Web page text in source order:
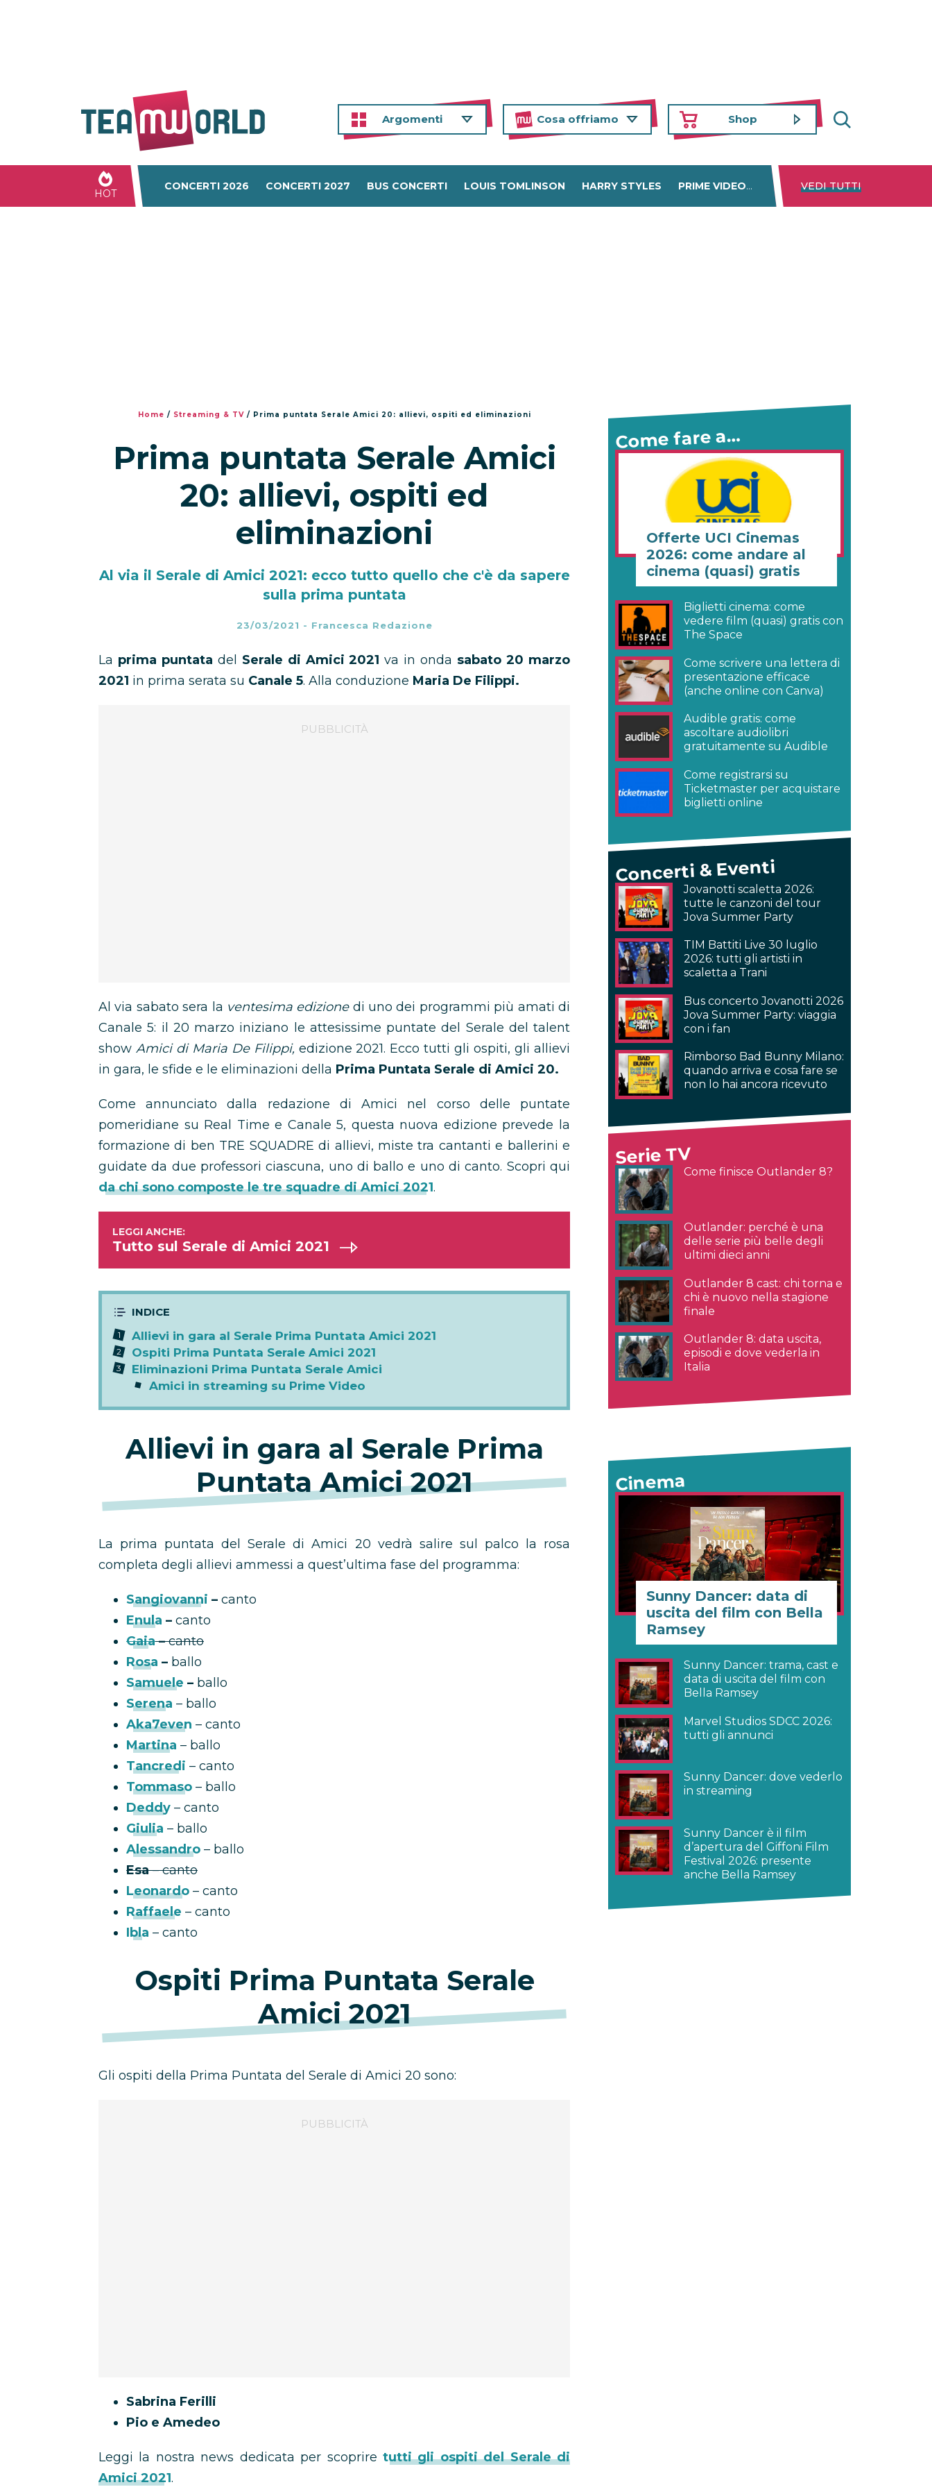
Argomenti Cosa offriamo Shop
HOT
CONCERTI 2026 CONCERTI 2027 BUS CONCERTI LOUIS TOMLINSON HARRY STYLES PRIME VIDEO DISNEY+ NETFLIX
VEDI TUTTI
Home / Streaming & TV/ Prima puntata Serale Amici 20: allievi, ospiti ed eliminazioni
Prima puntata Serale Amici
20: allievi, ospiti ed
eliminazioni
Al via il Serale di Amici 2021: ecco tutto quello che c'è da sapere
sulla prima puntata
23/03/2021 - Francesca Redazione
La prima puntata del Serale di Amici 2021 va in onda sabato 20 marzo
2021 in prima serata su Canale 5. Alla conduzione Maria De Filippi.
Al via sabato sera la ventesima edizionedi uno dei programmi più amati di
Canale 5: il 20 marzo iniziano le attesissime puntate del Serale del talent
show Amici di Maria De Filippi, edizione 2021. Ecco tutti gli ospiti, gli allievi
in gara, le sfide e le eliminazioni della Prima Puntata Serale di Amici 20.
Come annunciato dalla redazione di Amici nel corso delle puntate
pomeridiane su Real Time e Canale 5, questa nuova edizione prevede la
formazione di ben TRE SQUADRE di allievi, miste tra cantanti e ballerini e
guidate da due professori ciascuna, uno di ballo e uno di canto. Scopri qui
da chi sono composte le tre squadre di Amici 2021.
Tutto sul Serale di Amici 2021
Allievi in gara al Serale Prima Puntata Amici 2021
Ospiti Prima Puntata Serale Amici 2021
Eliminazioni Prima Puntata Serale Amici
Amici in streaming su Prime Video
Allievi in gara al Serale Prima
Puntata Amici 2021
La prima puntata del Serale di Amici 20 vedrà salire sul palco la rosa
completa degli allievi ammessi a quest’ultima fase del programma:
Sangiovanni – canto
Enula – canto
Gaia–canto
Rosa – ballo
Samuele – ballo
Serena – ballo
Aka7even – canto
Martina – ballo
Tancredi – canto
Tommaso – ballo
Deddy – canto
Giulia – ballo
Alessandro – ballo
Esa– canto
Leonardo – canto
Raffaele – canto
Ibla – canto
Ospiti Prima Puntata Serale
Amici 2021
Gli ospiti della Prima Puntata del Serale di Amici 20 sono:
Sabrina Ferilli
Pio e Amedeo
Leggi la nostra news dedicata per scoprire tutti gli ospiti del Serale di
Amici 2021.
Come fare a…
Offerte UCI Cinemas
2026: come andare al
cinema (quasi) gratis
Biglietti cinema: come
vedere film (quasi) gratis con
The Space
Come scrivere una lettera di
presentazione efficace
(anche online con Canva)
Audible gratis: come
ascoltare audiolibri
gratuitamente su Audible
Come registrarsi su
Ticketmaster per acquistare
biglietti online
Concerti & Eventi
Jovanotti scaletta 2026:
tutte le canzoni del tour
Jova Summer Party
TIM Battiti Live 30 luglio
2026: tutti gli artisti in
scaletta a Trani
Bus concerto Jovanotti 2026
Jova Summer Party: viaggia
con i fan
Rimborso Bad Bunny Milano:
quando arriva e cosa fare se
non lo hai ancora ricevuto
Serie TV
Come finisce Outlander 8?
Outlander: perché è una
delle serie più belle degli
ultimi dieci anni
Outlander 8 cast: chi torna e
chi è nuovo nella stagione
finale
Outlander 8: data uscita,
episodi e dove vederla in
Italia
Cinema
Sunny Dancer: data di
uscita del film con Bella
Ramsey
Sunny Dancer: trama, cast e
data di uscita del film con
Bella Ramsey
Marvel Studios SDCC 2026:
tutti gli annunci
Sunny Dancer: dove vederlo
in streaming
Sunny Dancer è il film
d’apertura del Giffoni Film
Festival 2026: presente
anche Bella Ramsey